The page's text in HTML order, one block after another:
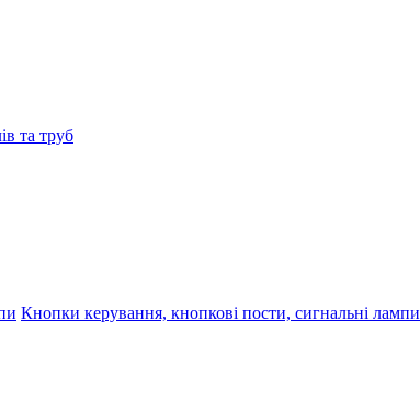
та труб
Кнопки керування, кнопкові пости, сигнальні лампи